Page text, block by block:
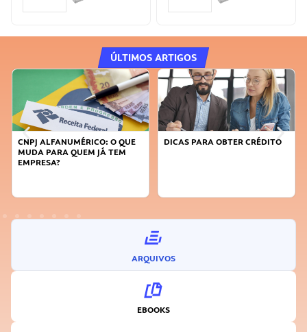
ÚLTIMOS ARTIGOS
CNPJ ALFANUMÉRICO: O QUE
MUDA PARA QUEM JÁ TEM
EMPRESA?
DICAS PARA OBTER CRÉDITO
ARQUIVOS
EBOOKS